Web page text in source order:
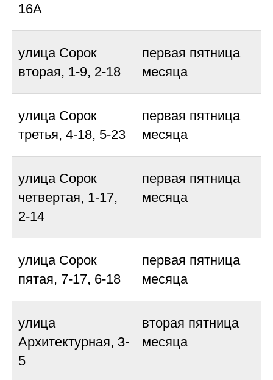
16А
улица Сорок
вторая, 1-9, 2-18
первая пятница
месяца
улица Сорок
третья, 4-18, 5-23
первая пятница
месяца
улица Сорок
четвертая, 1-17,
2-14
первая пятница
месяца
улица Сорок
пятая, 7-17, 6-18
первая пятница
месяца
улица
Архитектурная, 3-
5
вторая пятница
месяца